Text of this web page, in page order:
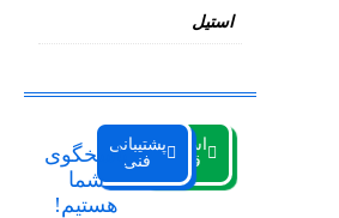
استیل
استعلام
قیمت
پشتیبانی
فنیپاسخگوی
شما
هستیم!